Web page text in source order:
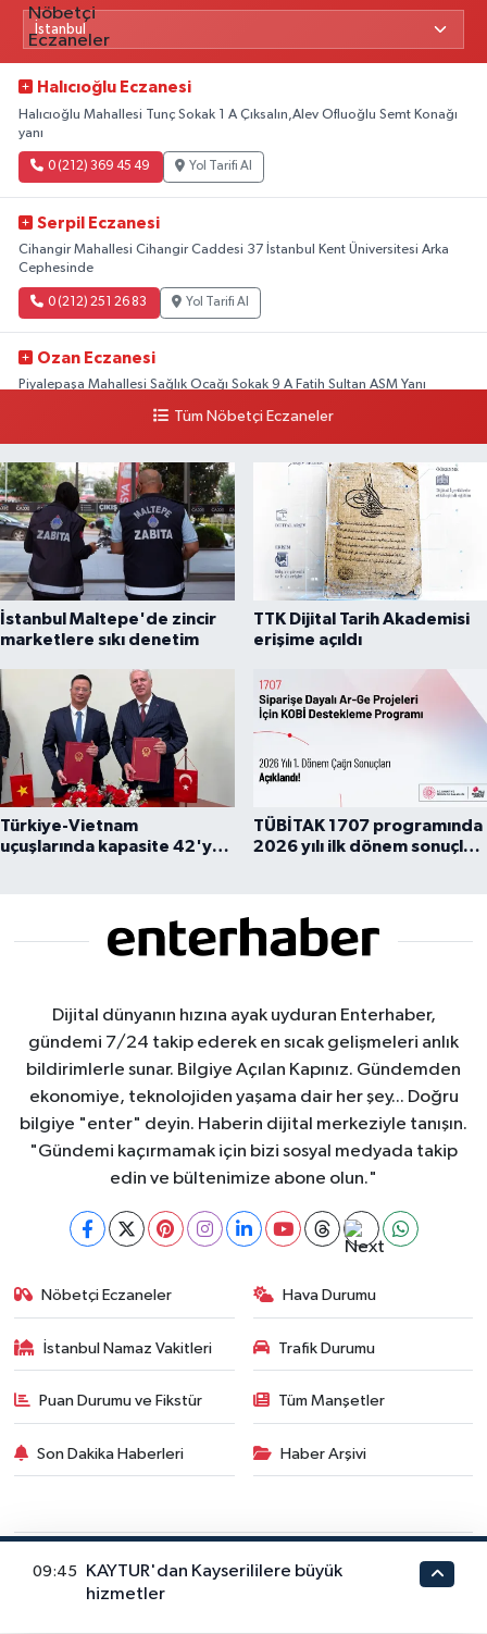
Halıcıoğlu Eczanesi
Halıcıoğlu Mahallesi Tunç Sokak 1 A Çıksalın,Alev Ofluoğlu Semt Konağı
yanı
0 (212) 369 45 49 Yol Tarifi Al
Serpil Eczanesi
Cihangir Mahallesi Cihangir Caddesi 37 İstanbul Kent Üniversitesi Arka
Cephesinde
0 (212) 251 26 83 Yol Tarifi Al
Ozan Eczanesi
Piyalepaşa Mahallesi Sağlık Ocağı Sokak 9 A Fatih Sultan ASM Yanı
Yol Tarifi Al
Tüm Nöbetçi Eczaneler
İstanbul Maltepe'de zincir
marketlere sıkı denetim
TTK Dijital Tarih Akademisi
erişime açıldı
Türkiye-Vietnam
uçuşlarında kapasite 42'ye
TÜBİTAK 1707 programında
2026 yılı ilk dönem sonuçları
Dijital dünyanın hızına ayak uyduran Enterhaber,
gündemi 7/24 takip ederek en sıcak gelişmeleri anlık
bildirimlerle sunar. Bilgiye Açılan Kapınız. Gündemden
ekonomiye, teknolojiden yaşama dair her şey... Doğru
bilgiye "enter" deyin. Haberin dijital merkeziyle tanışın.
"Gündemi kaçırmamak için bizi sosyal medyada takip
edin ve bültenimize abone olun."
Nöbetçi Eczaneler Hava Durumu
İstanbul Namaz Vakitleri Trafik Durumu
Puan Durumu ve Fikstür Tüm Manşetler
Son Dakika Haberleri Haber Arşivi
GÜNDEM DÜNYA YAŞAM MAGAZİN
SİYASET
TEKNOLOJİ
KÜLTÜR SANAT
09:45
KAYTUR'dan Kayserililere büyük
hizmetler